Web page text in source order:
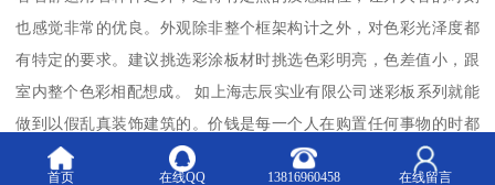
也感觉非常的优良。外观除非整个框架构计之外，对色彩光泽度都
有特定的要求。建议挑选彩涂板材时挑选色彩明亮，色差值小，跟
室内整个色彩相配想成。 如上海志辰实业有限公司迷彩板系列就能
做到以假乱真装饰建筑的。价钱是每一个人在购置任何事物的时都
会很顾虑的要素，不同价钱的彩钢产品在品质上还是有定然差别
首页 在线QQ 13816960458 在线留言